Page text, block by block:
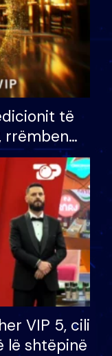
të
rrëmben
eurosh
VIP 5, cili
lë shtëpinë